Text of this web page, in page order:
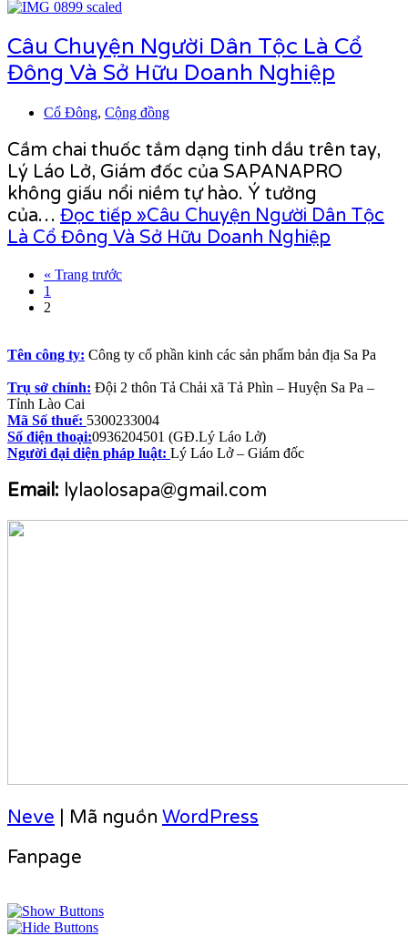
Câu Chuyện Người Dân Tộc Là Cổ
Đông Và Sở Hữu Doanh Nghiệp
Cổ Đông, Cộng đồng
Cầm chai thuốc tắm dạng tinh dầu trên tay,
Lý Láo Lở, Giám đốc của SAPANAPRO
không giấu nổi niềm tự hào. Ý tưởng
của… Đọc tiếp »Câu Chuyện Người Dân Tộc
Là Cổ Đông Và Sở Hữu Doanh Nghiệp
« Trang trước
1
2
Tên công ty: Công ty cổ phần kinh các sản phẩm bản địa Sa Pa
Trụ sở chính: Đội 2 thôn Tả Chải xã Tả Phìn – Huyện Sa Pa –
Tỉnh Lào Cai
Mã Số thuế: 5300233004
Số điện thoại:0936204501 (GĐ.Lý Láo Lở)
Người đại diện pháp luật: Lý Láo Lở – Giám đốc
Email: lylaolosapa@gmail.com
Neve | Mã nguồn WordPress
Fanpage